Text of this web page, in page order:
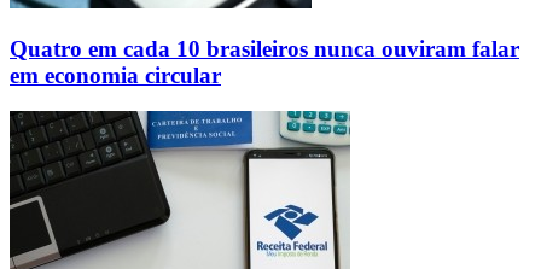
Quatro em cada 10 brasileiros nunca ouviram falar
em economia circular